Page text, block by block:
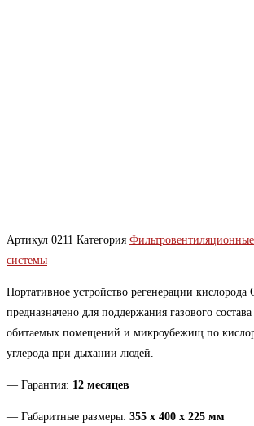
Артикул 0211 Категория
системы
Портативное устройство регенерации
предназначено для поддержания газового
обитаемых помещений и микроубежищ по
углерода при дыхании людей.
— Гарантия: 12 месяцев
— Габаритные размеры: 355 х 400 х 225 мм